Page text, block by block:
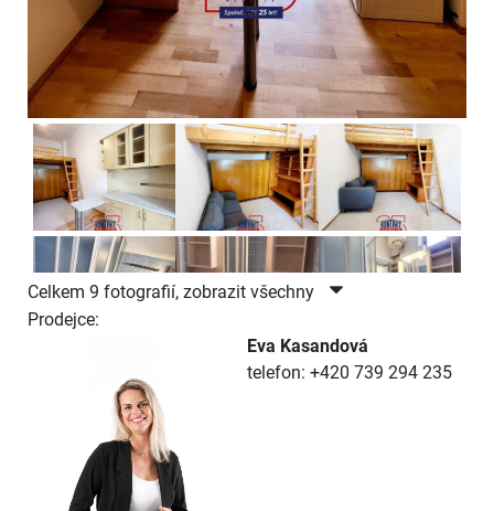
Celkem 9 fotografií, zobrazit všechny
Prodejce:
Eva Kasandová
telefon: +420 739 294 235